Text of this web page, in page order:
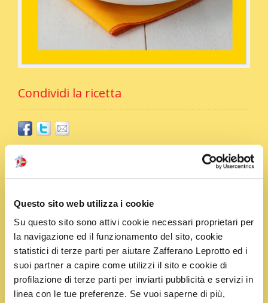
Questo sito web utilizza i cookie
Su questo sito sono attivi cookie necessari proprietari per
la navigazione ed il funzionamento del sito, cookie
statistici di terze parti per aiutare Zafferano Leprotto ed i
suoi partner a capire come utilizzi il sito e cookie di
profilazione di terze parti per inviarti pubblicità e servizi in
linea con le tue preferenze. Se vuoi saperne di più,
Condividi la ricetta
Ingredienti
3 fette di speck
Olio
Formaggio grattugiato
Sale
Pepe